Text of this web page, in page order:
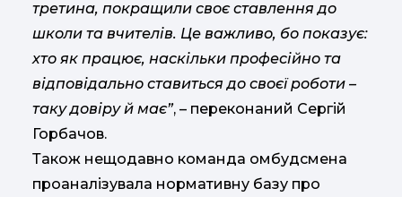
третина, покращили своє ставлення до
школи та вчителів. Це важливо, бо показує:
хто як працює, наскільки професійно та
відповідально ставиться до своєї роботи –
таку довіру й має”, – переконаний Сергій
Горбачов.
Також нещодавно команда омбудсмена
проаналізувала нормативну базу про